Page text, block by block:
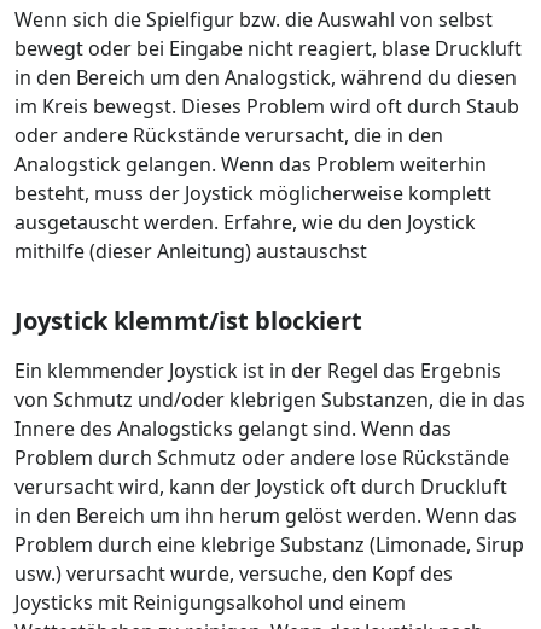
Wenn sich die Spielfigur bzw. die Auswahl von selbst
bewegt oder bei Eingabe nicht reagiert, blase Druckluft
in den Bereich um den Analogstick, während du diesen
im Kreis bewegst. Dieses Problem wird oft durch Staub
oder andere Rückstände verursacht, die in den
Analogstick gelangen. Wenn das Problem weiterhin
besteht, muss der Joystick möglicherweise komplett
ausgetauscht werden. Erfahre, wie du den Joystick
mithilfe (dieser Anleitung) austauschst
Joystick klemmt/ist blockiert
Ein klemmender Joystick ist in der Regel das Ergebnis
von Schmutz und/oder klebrigen Substanzen, die in das
Innere des Analogsticks gelangt sind. Wenn das
Problem durch Schmutz oder andere lose Rückstände
verursacht wird, kann der Joystick oft durch Druckluft
in den Bereich um ihn herum gelöst werden. Wenn das
Problem durch eine klebrige Substanz (Limonade, Sirup
usw.) verursacht wurde, versuche, den Kopf des
Joysticks mit Reinigungsalkohol und einem